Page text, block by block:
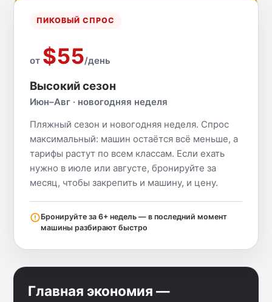
ПИКОВЫЙ СПРОС
от $55/день
Высокий сезон
Июн–Авг · новогодняя неделя
Пляжный сезон и новогодняя неделя. Спрос
максимальный: машин остаётся всё меньше, а
тарифы растут по всем классам. Если ехать
нужно в июле или августе, бронируйте за
месяц, чтобы закрепить и машину, и цену.
Бронируйте за 6+ недель — в последний момент
машины разбирают быстро
Главная экономия —